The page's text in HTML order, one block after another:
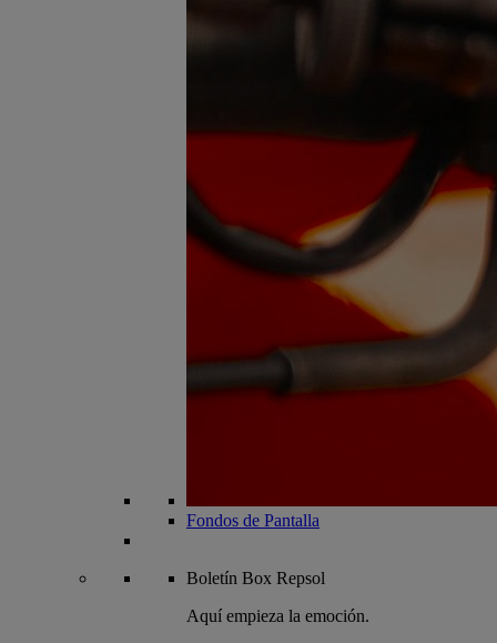
Fondos de Pantalla
Boletín Box Repsol
Aquí empieza la emoción.